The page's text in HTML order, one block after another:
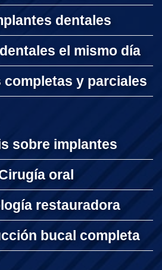
dentales
el mismo día
completas y parciales
sobre implantes
oral
restauradora
bucal completa